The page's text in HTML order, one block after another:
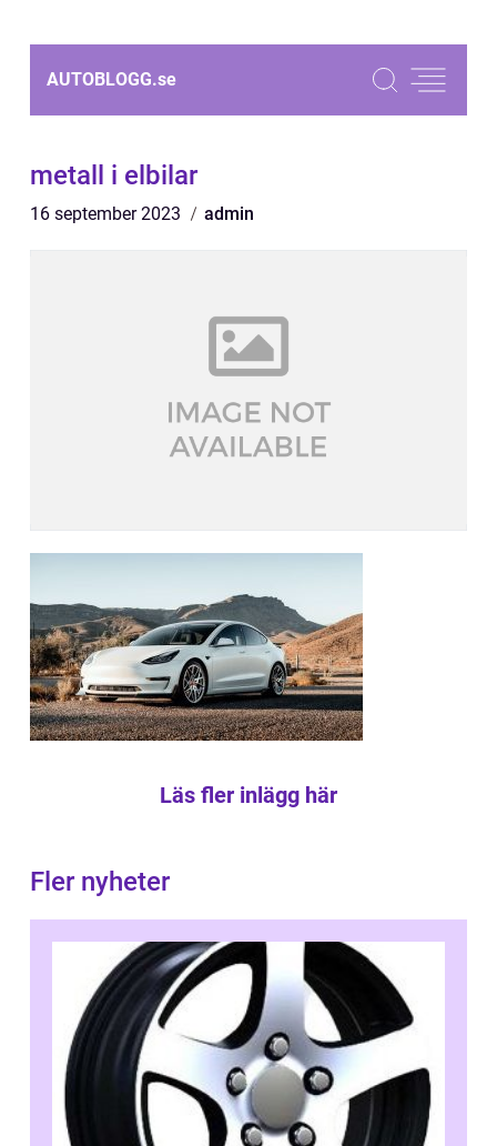
AUTOBLOGG.se
metall i elbilar
16 september 2023 admin
Läs fler inlägg här
Fler nyheter